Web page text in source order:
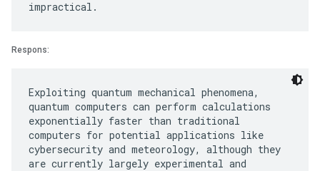
Respons:
Exploiting quantum mechanical phenomena,
quantum computers can perform calculations
exponentially faster than traditional
computers for potential applications like
cybersecurity and meteorology, although they
are currently largely experimental and